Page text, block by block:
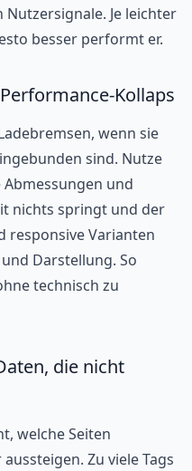
Je leichter
besser performt er.
Kollaps
wenn sie
sind. Nutze
und
nichts springt und der
responsive Varianten
Darstellung. So
technisch zu
die nicht
welche Seiten
Zu viele Tags